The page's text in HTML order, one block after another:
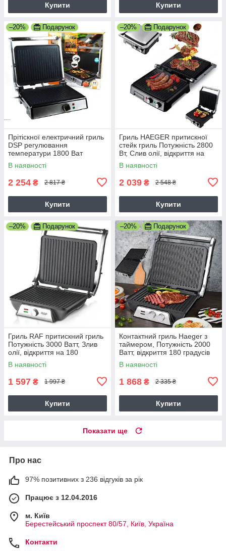
Купити Купити
–20% Подарунок
Прітіскної електричний гриль
DSP регулювання
температури 1800 Ват
Серебристий
В наявності
2 254 ₴ 2 817 ₴
Купити
–20% Подарунок
Гриль HAEGER притискної
стейк гриль Потужність 2800
Вт, Слив олії, відкриття на
180 градусів, Чорний
В наявності
2 039 ₴ 2 548 ₴
Купити
–20% Подарунок
Гриль RAF притискний гриль
Потужність 3000 Ватт, Злив
олії, відкриття на 180
градусів, Чорний
В наявності
1 597 ₴ 1 997 ₴
Купити
–20% Подарунок
Контактний гриль Haeger з
таймером, Потужність 2000
Ватт, відкриття 180 градусів
Сталевий
В наявності
1 868 ₴ 2 335 ₴
Купити
Показати ще
Про нас
97% позитивних з 236 відгуків за рік
Працює з 12.04.2016
м. Київ
Берестейський проспект 80/57, Київ, Україна
Контакти